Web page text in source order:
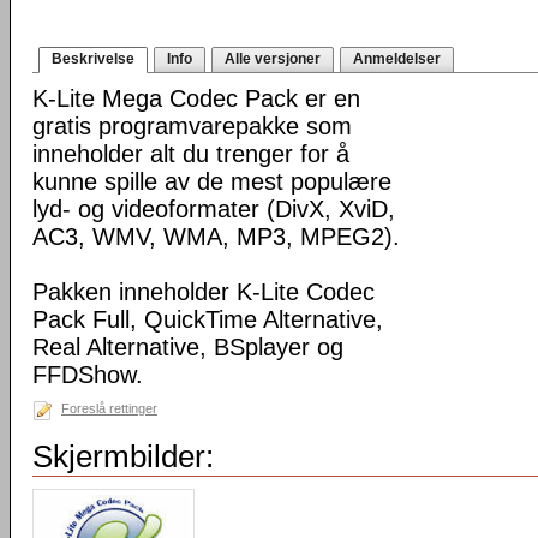
Beskrivelse Info Alle versjoner Anmeldelser
K-Lite Mega Codec Pack er en
gratis programvarepakke som
inneholder alt du trenger for å
kunne spille av de mest populære
lyd- og videoformater (DivX, XviD,
AC3, WMV, WMA, MP3, MPEG2).
Pakken inneholder K-Lite Codec
Pack Full, QuickTime Alternative,
Real Alternative, BSplayer og
FFDShow.
Foreslå rettinger
Skjermbilder: